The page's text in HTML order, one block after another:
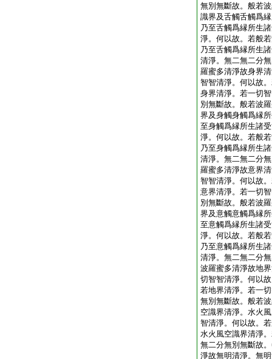
無別無斷故。般若
識界及舌觸舌觸爲
乃至舌觸爲縁所生
淨。何以故。若般
乃至舌觸爲縁所生
清淨。無二無二分
羅蜜多清淨故身界
智智清淨。何以故
身界清淨。若一切
別無斷故。般若波
界及身觸身觸爲縁
至身觸爲縁所生諸
淨。何以故。若般
乃至身觸爲縁所生
清淨。無二無二分
羅蜜多清淨故意界
智智清淨。何以故
意界清淨。若一切
別無斷故。般若波
界及意觸意觸爲縁
至意觸爲縁所生諸
淨。何以故。若般
乃至意觸爲縁所生
清淨。無二無二分
波羅蜜多清淨故地
切智智清淨。何以
若地界清淨。若一
無別無斷故。般若
空識界清淨。水火
智清淨。何以故。
水火風空識界清淨
無二分無別無斷故
淨故無明清淨。無